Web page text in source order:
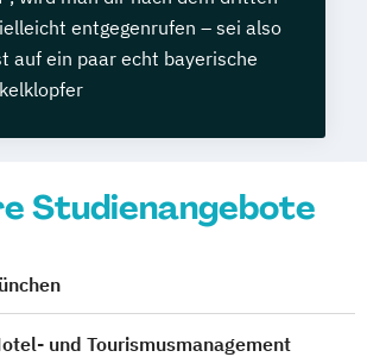
entgegenrufen – sei also
auf ein paar echt bayerische
Studienangebote
und Tourismusmanagement